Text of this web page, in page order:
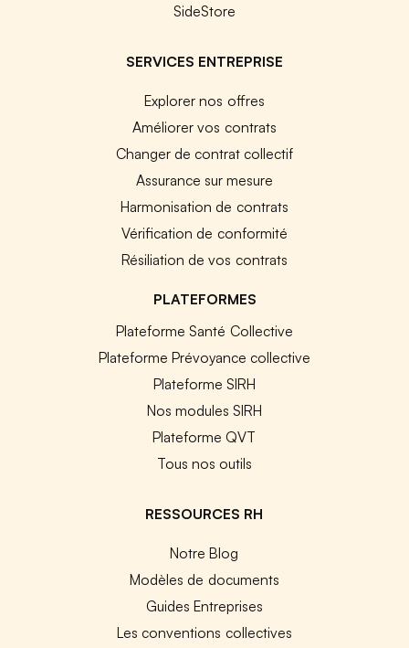
SideStore
SERVICES ENTREPRISE
Explorer nos offres
Améliorer vos contrats
Changer de contrat collectif
Assurance sur mesure
Harmonisation de contrats
Vérification de conformité
Résiliation de vos contrats
PLATEFORMES
Plateforme Santé Collective
Plateforme Prévoyance collective
Plateforme SIRH
Nos modules SIRH
Plateforme QVT
Tous nos outils
RESSOURCES RH
Notre Blog
Modèles de documents
Guides Entreprises
Les conventions collectives